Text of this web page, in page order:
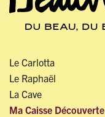
Le Carlotta
Le Raphaël
La Cave
Ma Caisse Découverte